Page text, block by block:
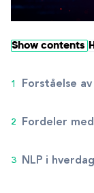
Show contents
Forståelse
Fordeler
NLP i